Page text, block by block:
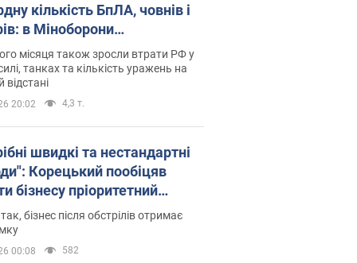
кількість БпЛА, човнів і
в Міноборони
статистику
місяця також зросли втрати РФ у
танках та кількість уражень на
відстані
20:02 4,3 т.
швидкі та нестандартні
Корецький пообіцяв
бізнесу пріоритетний
до наявних складських
бізнес після обстрілів отримає
00:08 582